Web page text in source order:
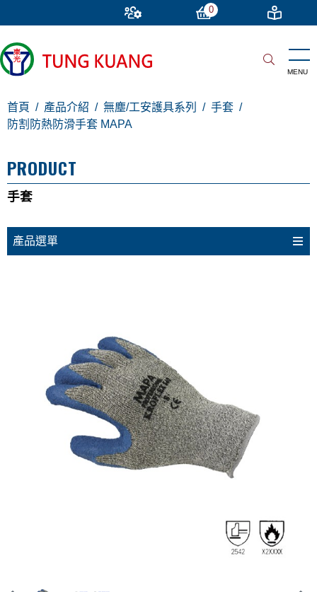
0
首頁 產品介紹 無塵/工安護具系列
手套
防割防熱防滑手套 MAPA
PRODUCT
手套
產品選單